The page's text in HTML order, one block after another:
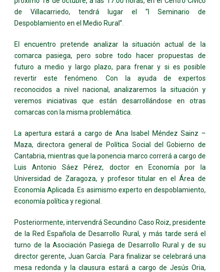
de Villacarriedo, tendrá lugar el “I Seminario de
Despoblamiento en el Medio Rural”.
El encuentro pretende analizar la situación actual de la
comarca pasiega, pero sobre todo hacer propuestas de
futuro a medio y largo plazo, para frenar y si es posible
revertir este fenómeno. Con la ayuda de expertos
reconocidos a nivel nacional, analizaremos la situación y
veremos iniciativas que están desarrollándose en otras
comarcas con la misma problemática.
La apertura estará a cargo de Ana Isabel Méndez Sainz –
Maza, directora general de Política Social del Gobierno de
Cantabria, mientras que la ponencia marco correrá a cargo de
Luis Antonio Sáez Pérez, doctor en Economía por la
Universidad de Zaragoza, y profesor titular en el Área de
Economía Aplicada. Es asimismo experto en despoblamiento,
economía política y regional.
Posteriormente, intervendrá Secundino Caso Roiz, presidente
de la Red Española de Desarrollo Rural, y más tarde será el
turno de la Asociación Pasiega de Desarrollo Rural y de su
director gerente, Juan García. Para finalizar se celebrará una
mesa redonda y la clausura estará a cargo de Jesús Oria,